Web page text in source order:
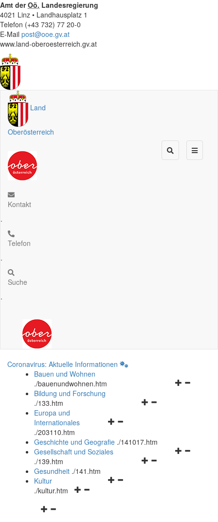
Amt derOö. Landesregierung
4021 Linz • Landhausplatz 1
Telefon (+43 732) 77 20-0
E-Mail post@ooe.gv.at
www.land-oberoesterreich.gv.at
Land
Oberösterreich
Kontakt
.
Telefon
.
Suche
.
Coronavirus: Aktuelle Informationen
Bauen und Wohnen
./bauenundwohnen.htm
Navigationsmenü
Bildung und Forschung
./133.htm
Navigationsmenü
und
schließen
Europa und
Internationales
./203110.htm
Geschichte und Geografie ./141017.htm
Navigationsmenü
Gesellschaft und Soziales
./139.htm
Navigationsmenü
Gesundheit ./141.htm
Navigationsmenü
Kultur
./kultur.htm
Navigationsmenü